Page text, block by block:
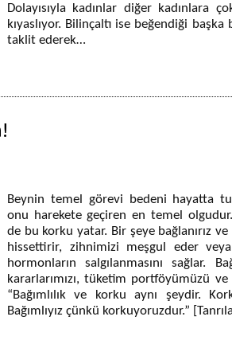
Dolayısıyla kadınlar diğer kadınlara
kıyaslıyor. Bilinçaltı ise beğendiği
taklit ederek…
Beynin temel görevi bedeni hayatta
onu harekete geçiren en temel olgudur.
de bu korku yatar. Bir şeye bağlanırız ve
hissettirir, zihnimizi meşgul eder
hormonların salgılanmasını sağlar.
kararlarımızı, tüketim portföyümüzü ve
“Bağımlılık ve korku aynı şeydir.
Bağımlıyız çünkü korkuyoruzdur.”